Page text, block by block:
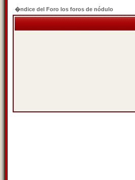
�ndice del Foro los foros de nódulo